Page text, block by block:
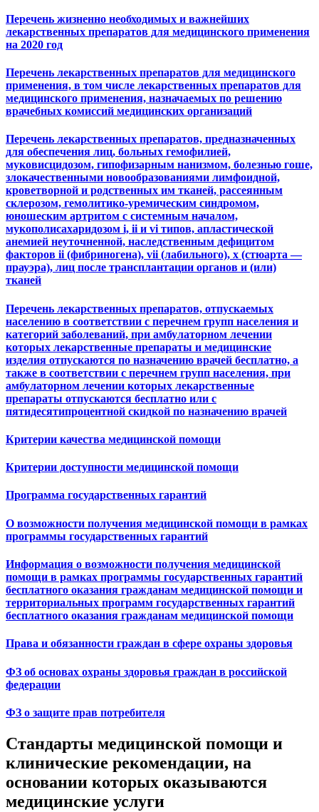
Перечень жизненно необходимых и важнейших
лекарственных препаратов для медицинского применения
на 2020 год
Перечень лекарственных препаратов для медицинского
применения, в том числе лекарственных препаратов для
медицинского применения, назначаемых по решению
врачебных комиссий медицинских организаций
Перечень лекарственных препаратов, предназначенных
для обеспечения лиц, больных гемофилией,
муковисцидозом, гипофизарным нанизмом, болезнью гоше,
злокачественными новообразованиями лимфоидной,
кроветворной и родственных им тканей, рассеянным
склерозом, гемолитико-уремическим синдромом,
юношеским артритом с системным началом,
мукополисахаридозом i, ii и vi типов, апластической
анемией неуточненной, наследственным дефицитом
факторов ii (фибриногена), vii (лабильного), x (стюарта —
прауэра), лиц после трансплантации органов и (или)
тканей
Перечень лекарственных препаратов, отпускаемых
населению в соответствии с перечнем групп населения и
категорий заболеваний, при амбулаторном лечении
которых лекарственные препараты и медицинские
изделия отпускаются по назначению врачей бесплатно, а
также в соответствии с перечнем групп населения, при
амбулаторном лечении которых лекарственные
препараты отпускаются бесплатно или с
пятидесятипроцентной скидкой по назначению врачей
Критерии качества медицинской помощи
Критерии доступности медицинской помощи
Программа государственных гарантий
О возможности получения медицинской помощи в рамках
программы государственных гарантий
Информация о возможности получения медицинской
помощи в рамках программы государственных гарантий
бесплатного оказания гражданам медицинской помощи и
территориальных программ государственных гарантий
бесплатного оказания гражданам медицинской помощи
Права и обязанности граждан в сфере охраны здоровья
ФЗ об основах охраны здоровья граждан в российской
федерации
ФЗ о защите прав потребителя
Стандарты медицинской помощи и
клинические рекомендации, на
основании которых оказываются
медицинские услуги